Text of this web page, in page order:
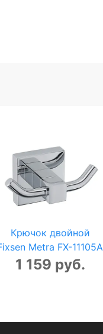
Крючок двойной
Metra FX-11105A
1 159 руб.